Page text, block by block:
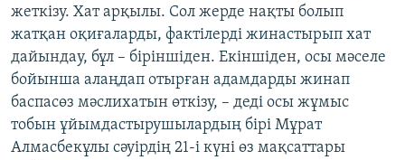
жеткізу. Хат арқылы. Сол жерде нақты болып
жатқан оқиғаларды, фактілерді жинастырып хат
дайындау, бұл – біріншіден. Екіншіден, осы мәселе
бойынша алаңдап отырған адамдарды жинап
баспасөз мәслихатын өткізу, – деді осы жұмыс
тобын ұйымдастырушылардың бірі Мұрат
Алмасбекұлы сәуірдің 21-і күні өз мақсаттары